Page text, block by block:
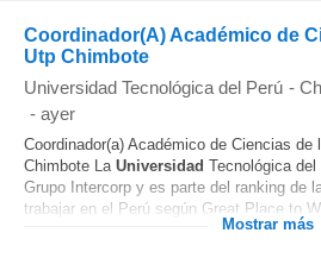
Coordinador(A) Académico de
Utp Chimbote
Universidad Tecnológica del Perú -
- ayer
Coordinador(a) Académico de Ciencias de
Chimbote La Universidad Tecnológica del
Grupo Intercorp y es parte del ranking de
trabajar en el Perú según Great Place to
Mostrar más